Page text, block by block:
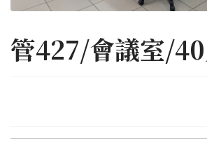
管427/會議室/